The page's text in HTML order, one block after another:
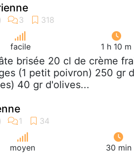
facile 1 h 10 m
brisée 20 cl de crème
(1 petit poivron) 250 gr
40 gr d'olives...
moyen 30 min